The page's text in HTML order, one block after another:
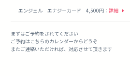
エンジェル エナジーカード 4,500円 ：詳細
まずはご予約をされてください
ご予約はこちらのカレンダーからどうぞ
またご連絡いただければ、対応させて頂きます